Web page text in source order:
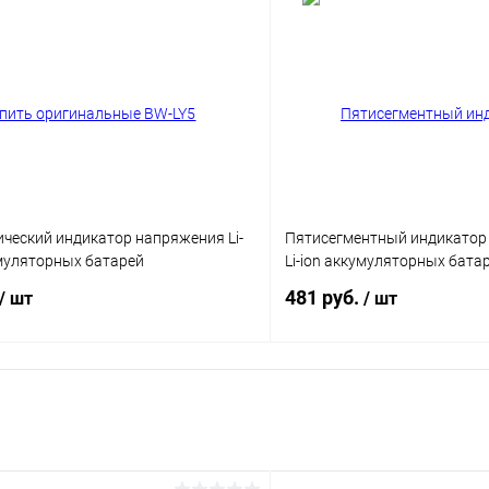
индикатор напряжения Li-
батарей
/ шт
Пятисегментный
Li-ion аккумуляторных
481 руб. / шт